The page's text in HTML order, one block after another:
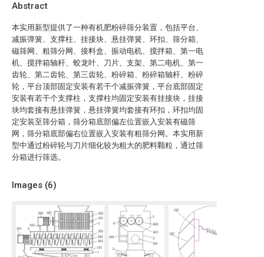
Abstract
本实用新型提供了一种有机肥粉碎筛分装置，包括平台、
减振弹簧、支撑柱、挂接块、悬挂弹簧、环扣、筛分箱、
磁筛网、粗筛分网、接料盒、振动电机、搅拌箱、第一电
机、搅拌箱轴杆、蛟龙叶、刀片、支架、第二电机、第一
齿轮、第二齿轮、第三齿轮、粉碎箱、粉碎箱轴杆、粉碎
轮，平台顶部固定安装有若干个减振弹簧，平台底部固定
安装有若干个支撑柱，支撑柱均固定安装有挂接块，挂接
块均套接有悬挂弹簧，悬挂弹簧均套接有环扣，环扣均固
定安装至筛分箱，筛分箱底部偏左位置嵌入安装有磁筛
网，筛分箱底部偏右位置嵌入安装有粗筛分网。本实用新
型中通过粉碎轮与刀片细化较为粗大的肥料颗粒，通过筛
分箱进行筛选。
Images (6)